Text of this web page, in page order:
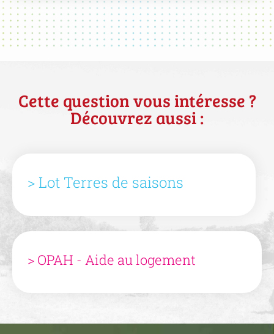
Cette question vous intéresse ?
Découvrez aussi :
> Lot Terres de saisons
> OPAH - Aide au logement